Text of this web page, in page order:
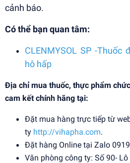
cảnh báo.
Có thể bạn quan tâm:
CLENMYSOL SP -
hô hấp
Địa chỉ mua thuốc, thực phẩm
cam kết chính hãng tại:
Đặt mua hàng trực tiếp từ
ty http://vihapha.com.
Đặt hàng Online tại Zalo
Văn phòng công ty: Số 90-